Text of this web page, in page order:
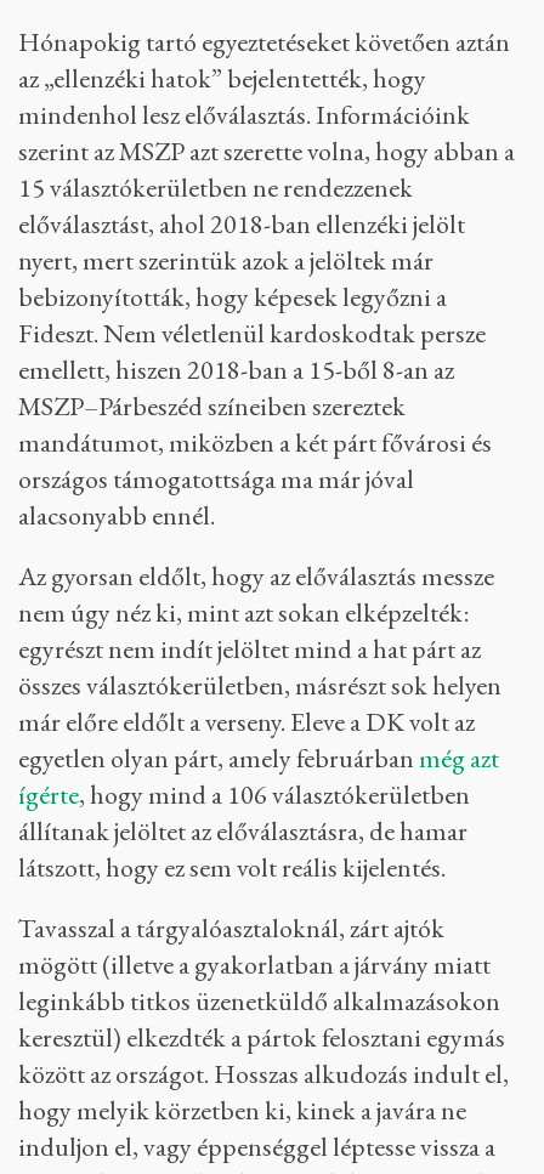
Hónapokig tartó egyeztetéseket követően aztán
az „ellenzéki hatok” bejelentették, hogy
mindenhol lesz előválasztás. Információink
szerint az MSZP azt szerette volna, hogy abban a
15 választókerületben ne rendezzenek
előválasztást, ahol 2018-ban ellenzéki jelölt
nyert, mert szerintük azok a jelöltek már
bebizonyították, hogy képesek legyőzni a
Fideszt. Nem véletlenül kardoskodtak persze
emellett, hiszen 2018-ban a 15-ből 8-an az
MSZP–Párbeszéd színeiben szereztek
mandátumot, miközben a két párt fővárosi és
országos támogatottsága ma már jóval
alacsonyabb ennél.
Az gyorsan eldőlt, hogy az előválasztás messze
nem úgy néz ki, mint azt sokan elképzelték:
egyrészt nem indít jelöltet mind a hat párt az
összes választókerületben, másrészt sok helyen
már előre eldőlt a verseny. Eleve a DK volt az
egyetlen olyan párt, amely februárbanmég azt
ígérte, hogy mind a 106 választókerületben
állítanak jelöltet az előválasztásra, de hamar
látszott, hogy ez sem volt reális kijelentés.
Tavasszal a tárgyalóasztaloknál, zárt ajtók
mögött (illetve a gyakorlatban a járvány miatt
leginkább titkos üzenetküldő alkalmazásokon
keresztül) elkezdték a pártok felosztani egymás
között az országot. Hosszas alkudozás indult el,
hogy melyik körzetben ki, kinek a javára ne
induljon el, vagy éppenséggel léptesse vissza a